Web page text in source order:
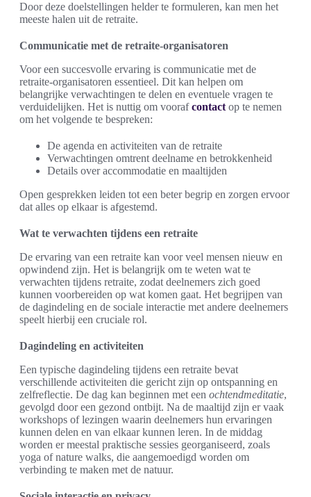
Door deze doelstellingen helder te formuleren, kan men het
meeste halen uit de retraite.
Communicatie met de retraite-organisatoren
Voor een succesvolle ervaring is communicatie met de
retraite-organisatoren essentieel. Dit kan helpen om
belangrijke verwachtingen te delen en eventuele vragen te
verduidelijken. Het is nuttig om voorafcontact op te nemen
om het volgende te bespreken:
De agenda en activiteiten van de retraite
Verwachtingen omtrent deelname en betrokkenheid
Details over accommodatie en maaltijden
Open gesprekken leiden tot een beter begrip en zorgen ervoor
dat alles op elkaar is afgestemd.
Wat te verwachten tijdens een retraite
De ervaring van een retraite kan voor veel mensen nieuw en
opwindend zijn. Het is belangrijk om te weten wat te
verwachten tijdens retraite, zodat deelnemers zich goed
kunnen voorbereiden op wat komen gaat. Het begrijpen van
de dagindeling en de sociale interactie met andere deelnemers
speelt hierbij een cruciale rol.
Dagindeling en activiteiten
Een typische dagindeling tijdens een retraite bevat
verschillende activiteiten die gericht zijn op ontspanning en
zelfreflectie. De dag kan beginnen met een ochtendmeditatie,
gevolgd door een gezond ontbijt. Na de maaltijd zijn er vaak
workshops of lezingen waarin deelnemers hun ervaringen
kunnen delen en van elkaar kunnen leren. In de middag
worden er meestal praktische sessies georganiseerd, zoals
yoga of nature walks, die aangemoedigd worden om
verbinding te maken met de natuur.